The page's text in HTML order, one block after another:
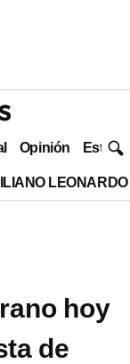
Opinión Estilo
hoy
de